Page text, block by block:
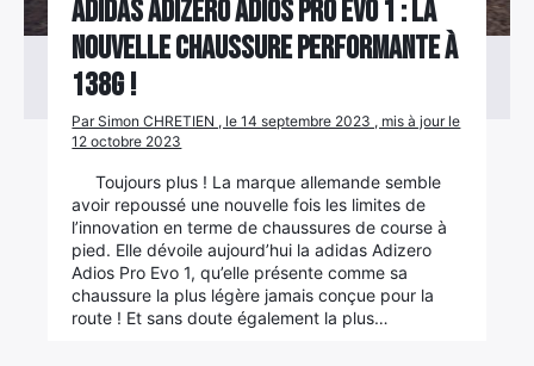
Adidas Adizero Adios Pro Evo 1 : la
nouvelle chaussure performante à
138g !
Par Simon CHRETIEN , le 14 septembre 2023 , mis à jour le
12 octobre 2023
Toujours plus ! La marque allemande semble
avoir repoussé une nouvelle fois les limites de
l’innovation en terme de chaussures de course à
pied. Elle dévoile aujourd’hui la adidas Adizero
Adios Pro Evo 1, qu’elle présente comme sa
chaussure la plus légère jamais conçue pour la
route ! Et sans doute également la plus…